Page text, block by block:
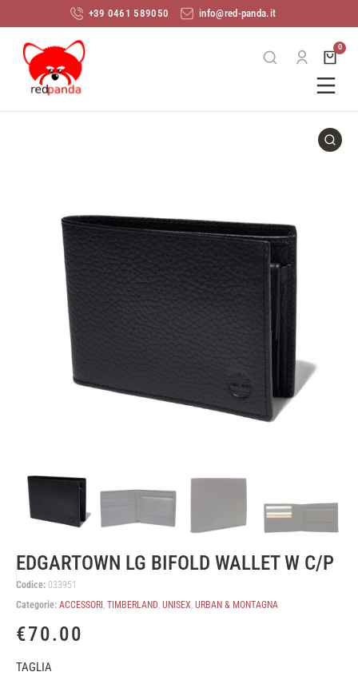
+39 0461 589050 info@red-panda.it
EDGARTOWN LG BIFOLD WALLET W C/P
Codice: 033951
Categorie: ACCESSORI , TIMBERLAND, UNISEX, URBAN & MONTAGNA
€70.00
TAGLIA